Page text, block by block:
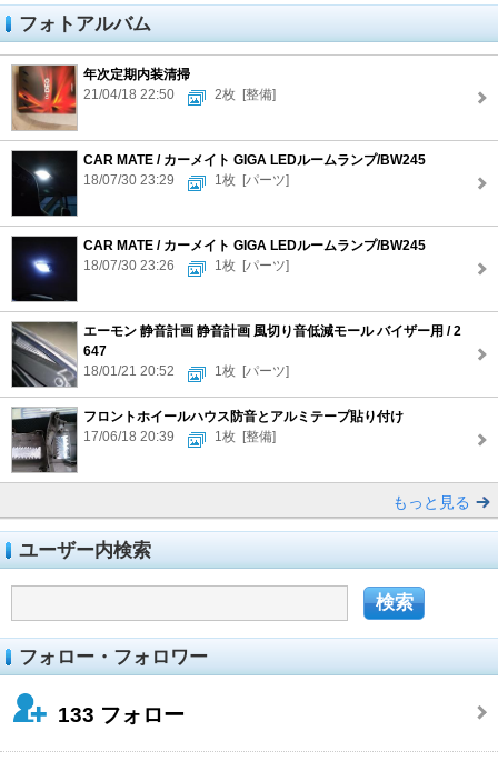
フォトアルバム
年次定期内装清掃
21/04/18 22:50
2枚 [整備]
CAR MATE / カーメイト GIGA LEDルームランプ/BW245
18/07/30 23:29
1枚 [パーツ]
CAR MATE / カーメイト GIGA LEDルームランプ/BW245
18/07/30 23:26
1枚 [パーツ]
エーモン 静音計画 静音計画 風切り音低減モール バイザー用 / 2
647
18/01/21 20:52
1枚 [パーツ]
フロントホイールハウス防音とアルミテープ貼り付け
17/06/18 20:39
1枚 [整備]
もっと見る
ユーザー内検索
フォロー・フォロワー
133 フォロー